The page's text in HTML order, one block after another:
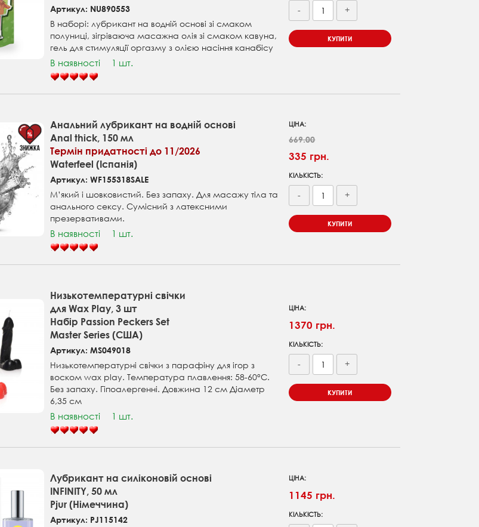
Артикул: NU890553
В наборі: лубрикант на водній основі зі смаком
полуниці, зігріваюча масажна олія зі смаком кавуна,
гель для стимуляції оргазму з олією насіння канабісу
В наявності 1 шт.
- +
КУПИТИ
Анальний лубрикант на водній основі
Anal thick, 150 мл
Термін придатності до 11/2026
Waterfeel (Іспанія)
Артикул: WF155318SALE
М’який і шовковистий. Без запаху. Для масажу тіла та
анального сексу. Сумісний з латексними
презервативами.
В наявності 1 шт.
ЦІНА:
669.00
335 грн.
КІЛЬКІСТЬ:
- +
КУПИТИ
Низькотемпературні свічки
для Wax Play, 3 шт
Набір Passion Peckers Set
Master Series (США)
Артикул: MS049018
Низькотемпературні свічки з парафіну для ігор з
воском wax play. Температура плавлення: 58-60°С.
Без запаху. Гіпоалергенні. Довжина 12 см Діаметр
6,35 см
В наявності 1 шт.
ЦІНА:
1370 грн.
КІЛЬКІСТЬ:
- +
КУПИТИ
Лубрикант на cиліконовій основі
INFINITY, 50 мл
Pjur (Німеччина)
Артикул: PJ115142
ЦІНА:
1145 грн.
КІЛЬКІСТЬ: